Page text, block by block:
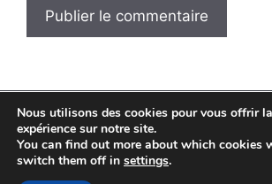
© MeilleurMulticuiseur.com tous
Nous utilisons des cookies pour vous offrir
expérience sur notre site.
You can find out more about which cookies
switch them off in settings.